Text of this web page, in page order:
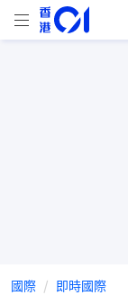
國際 即時國際